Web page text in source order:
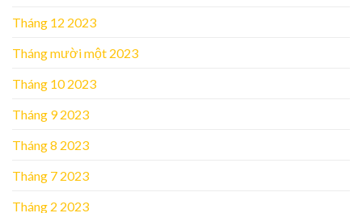
Tháng 12 2023
Tháng mười một 2023
Tháng 10 2023
Tháng 9 2023
Tháng 8 2023
Tháng 7 2023
Tháng 2 2023